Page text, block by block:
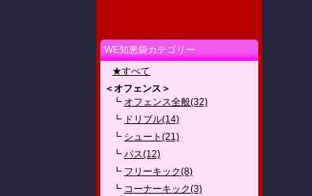
WE知恵袋カテゴリー
★すべて
＜オフェンス＞
┗ オフェンス全般(32)
┗ ドリブル(14)
┗ シュート(21)
┗ パス(12)
┗ フリーキック(8)
┗ コーナーキック(3)